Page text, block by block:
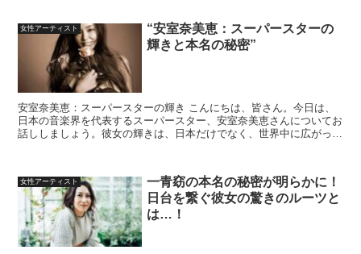
女性アーティスト
“安室奈美恵：スーパースターの
輝きと本名の秘密”
安室奈美恵：スーパースターの輝き こんにちは、皆さん。今日は、
日本の音楽界を代表するスーパースター、安室奈美恵さんについてお
話ししましょう。彼女の輝きは、日本だけでなく、世界中に広がって
女性アーティスト
一青窈の本名の秘密が明らかに！
日台を繋ぐ彼女の驚きのルーツと
は…！